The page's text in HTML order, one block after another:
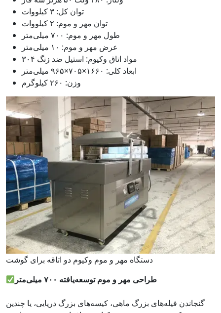
توان کل: ۳ کیلووات
توان مهر و موم: ۲ کیلووات
طول مهر و موم: ۷۰۰ میلی‌متر
عرض مهر و موم: ۱۰ میلی‌متر
مواد اتاق وکیوم: استیل ضد زنگ ۳۰۴
ابعاد کلی: ۱۶۶۰×۷۰۵×۹۶۵ میلی‌متر
وزن: ۲۶۰ کیلوگرم
دستگاه مهر و موم وکیوم دو اتاقه برای گوشت
طراحی مهر و موم توسعه‌یافته ۷۰۰ میلی‌متر
گنجاندن فیله‌های بزرگ ماهی، کیسه‌های بزرگ دریایی، یا چندین